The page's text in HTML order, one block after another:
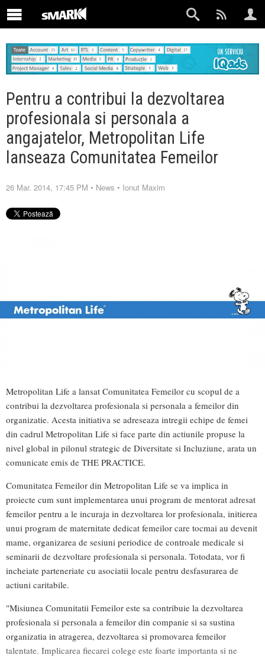
Pentru a contribui la dezvoltarea
profesionala si personala a
angajatelor, Metropolitan Life
lanseaza Comunitatea Femeilor
26 Mar. 2014, 17:45 PM • News • Ionut Maxim
Metropolitan Life a lansat Comunitatea Femeilor cu scopul de a
contribui la dezvoltarea profesionala si personala a femeilor din
organizatie. Acesta initiativa se adreseaza intregii echipe de femei
din cadrul Metropolitan Life si face parte din actiunile propuse la
nivel global in pilonul strategic de Diversitate si Incluziune, arata un
comunicate emis de THE PRACTICE.
Comunitatea Femeilor din Metropolitan Life se va implica in
proiecte cum sunt implementarea unui program de mentorat adresat
femeilor pentru a le incuraja in dezvoltarea lor profesionala, initierea
unui program de maternitate dedicat femeilor care tocmai au devenit
mame, organizarea de sesiuni periodice de controale medicale si
seminarii de dezvoltare profesionala si personala. Totodata, vor fi
incheiate parteneriate cu asociatii locale pentru desfasurarea de
actiuni caritabile.
"Misiunea Comunitatii Femeilor este sa contribuie la dezvoltarea
profesionala si personala a femeilor din companie si sa sustina
organizatia in atragerea, dezvoltarea si promovarea femeilor
talentate. Implicarea fiecarei colege este foarte importanta si ne